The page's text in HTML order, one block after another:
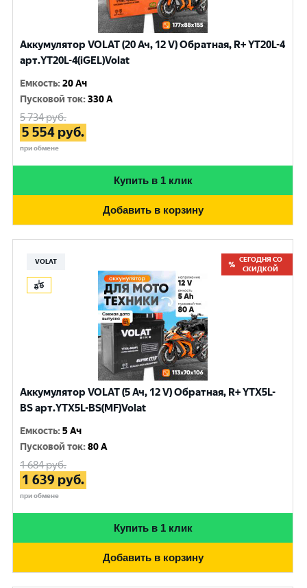
Аккумулятор VOLAT (20 Ач, 12 V) Обратная, R+ YT20L-4
арт.YT20L-4(iGEL)Volat
Емкость:20 Ач
Пусковой ток:330 A
5 734руб.
5 554 руб.
при обмене
Купить в 1 клик
Добавить в корзину
VOLAT
СЕГОДНЯ СО
СКИДКОЙ
Аккумулятор VOLAT (5 Ач, 12 V) Обратная, R+ YTX5L-
BS арт.YTX5L-BS(MF)Volat
Емкость:5 Ач
Пусковой ток:80 A
1 684руб.
1 639 руб.
при обмене
Купить в 1 клик
Добавить в корзину